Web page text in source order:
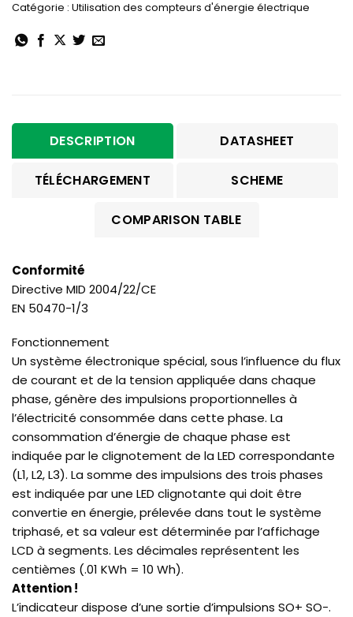
Catégorie : Utilisation des compteurs d'énergie électrique
DESCRIPTION DATASHEET
TÉLÉCHARGEMENT SCHEME
COMPARISON TABLE
Conformité
Directive MID 2004/22/CE
EN 50470-1/3
Fonctionnement
Un système électronique spécial, sous l’influence du flux
de courant et de la tension appliquée dans chaque
phase, génère des impulsions proportionnelles à
l’électricité consommée dans cette phase. La
consommation d’énergie de chaque phase est
indiquée par le clignotement de la LED correspondante
(L1, L2, L3). La somme des impulsions des trois phases
est indiquée par une LED clignotante qui doit être
convertie en énergie, prélevée dans tout le système
triphasé, et sa valeur est déterminée par l’affichage
LCD à segments. Les décimales représentent les
centièmes (.01 KWh = 10 Wh).
Attention !
L’indicateur dispose d’une sortie d’impulsions SO+ SO-.